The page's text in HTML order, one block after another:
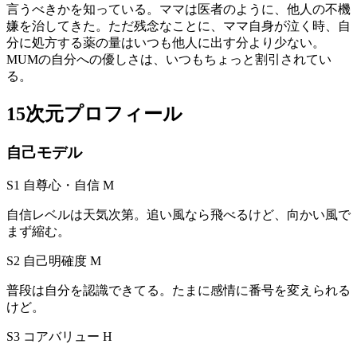
言うべきかを知っている。ママは医者のように、他人の不機
嫌を治してきた。ただ残念なことに、ママ自身が泣く時、自
分に処方する薬の量はいつも他人に出す分より少ない。
MUMの自分への優しさは、いつもちょっと割引されてい
る。
15次元プロフィール
自己モデル
S1 自尊心・自信 M
自信レベルは天気次第。追い風なら飛べるけど、向かい風で
まず縮む。
S2 自己明確度 M
普段は自分を認識できてる。たまに感情に番号を変えられる
けど。
S3 コアバリュー H